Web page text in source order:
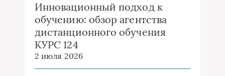
Инновационный подход к
обучению: обзор агентства
дистанционного обучения
КУРС 124
2 июля 2026